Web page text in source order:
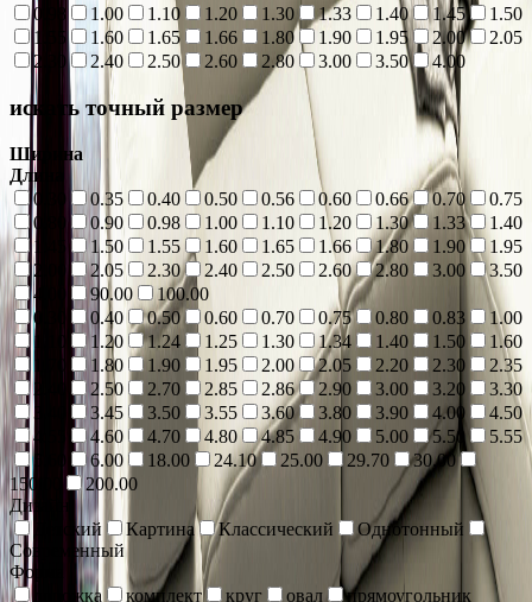
0.98
1.00 1.10 1.20 1.30 1.33 1.40 1.45
1.50
1.55
1.60 1.65 1.66 1.80 1.90 1.95 2.00
2.05
2.30
2.40 2.50 2.60 2.80 3.00 3.50 4.00
искать точный размер
Ширина
Длина
0.30
0.35 0.40 0.50 0.56 0.60 0.66 0.70
0.75
0.80
0.90 0.98 1.00 1.10 1.20 1.30 1.33
1.40
1.45
1.50 1.55 1.60 1.65 1.66 1.80 1.90
1.95
2.00
2.05 2.30 2.40 2.50 2.60 2.80 3.00
3.50
4.00
90.00
100.00
0.30
0.40 0.50 0.60 0.70 0.75 0.80 0.83
1.00
1.10
1.20 1.24 1.25 1.30 1.34 1.40 1.50
1.60
1.80 1.90 1.95 2.00 2.05 2.20 2.30
2.35
2.40
2.50 2.70 2.85 2.86 2.90 3.00 3.20
3.30
3.40
3.45 3.50 3.55 3.60 3.80 3.90 4.00
4.50
4.55
4.60 4.70 4.80 4.85 4.90 5.00 5.50
5.55
5.60
6.00 18.00 24.10 25.00 29.70
30.00
150.00
200.00
Дизайн
Детский
Картина Классический
Однотонный
Современный
Форма
дорожка
комплект круг овал
прямоугольник